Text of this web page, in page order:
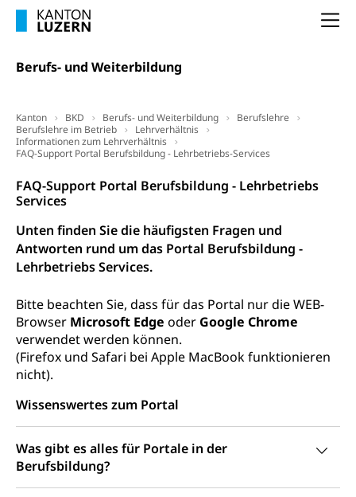
Berufs- und Weiterbildung
Kanton BKD Berufs- und Weiterbildung
Berufslehre
Berufslehre im Betrieb
Lehrverhältnis
Informationen zum Lehrverhältnis
FAQ-Support Portal Berufsbildung - Lehrbetriebs-Services
FAQ-Support Portal Berufsbildung - Lehrbetriebs
Services
Unten finden Sie die häufigsten Fragen und
Antworten rund um das Portal Berufsbildung -
Lehrbetriebs Services.
Bitte beachten Sie, dass für das Portal nur die WEB-
Browser Microsoft Edge oder Google Chrome
verwendet werden können.
(Firefox und Safari bei Apple MacBook funktionieren
nicht).
Wissenswertes zum Portal
Was gibt es alles für Portale in der
Berufsbildung?
Obligatorische Krankenversicherung (WAS
Prävention
Suchtprävention, Alkoholprävention,
Darmkrebsvorsorge
Kantonales Tabakpräventionsprogramm
Gesundheitsförderung
Suchtprävention
Gesundheitsversorgung
Soziale Sicherheit
Sozialversicherungen, Sozialpolitik,
Arbeitslosenversicherung,
Mutterschaftsversicherung, Krankenversicherung,
Unfallversicherung, Invalidenversicherung,
Sozialhilfe
Kranken- und Unfallversicherung
(gruezi.lu.ch)
Krankenversicherung (WAS Luzern)
Existenzsicherung - Sozialhilfe
Soziales und Gesellschaft (Dienststelle)
Arbeitslosenversicherung (WAS Luzern)
Sucht und Drogen
Medikamentenabhängigkeit,
Arzneimittelabhängigkeit, Suchtkrankheit,
Drogenabhängige, Drogensüchtige,
Betäubungsmittel, Suchtmittel, Psychopharmaka
Drogen (Polizei)
Gesundheitsversorgung
Gesundheitsversorgung, Spital, Pflegeinitiative,
Ambulant vor stationär, AVOS, Patientendossier
Gesundheitsversorgung
AHV / IV
Altersrente, Invalidenrente, Witwenrente,